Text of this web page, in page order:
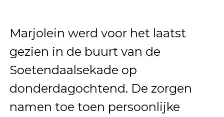
Marjolein werd voor het laatst
gezien in de buurt van de
Soetendaalsekade op
donderdagochtend. De zorgen
namen toe toen persoonlijke